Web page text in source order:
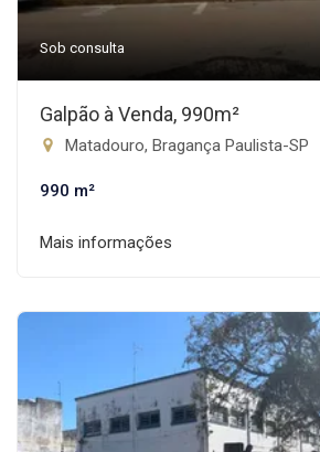
Sob consulta
Galpão à Venda, 990m²
Matadouro, Bragança Paulista-SP
990 m²
Mais informações